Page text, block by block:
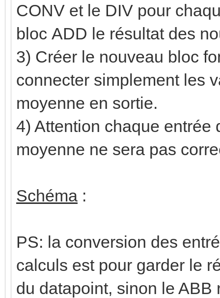
CONV et le DIV pour
bloc ADD le résultat des
3) Créer le nouveau bloc
connecter simplement les
moyenne en sortie.
4) Attention chaque
moyenne ne sera pas
Schéma :
PS: la conversion des
calculs est pour garder le
du datapoint, sinon le